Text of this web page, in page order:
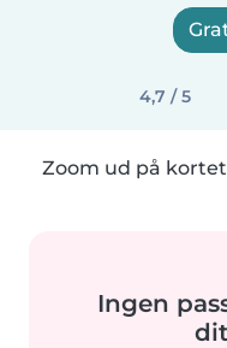
4,7 / 5
Zoom ud på
Ingen